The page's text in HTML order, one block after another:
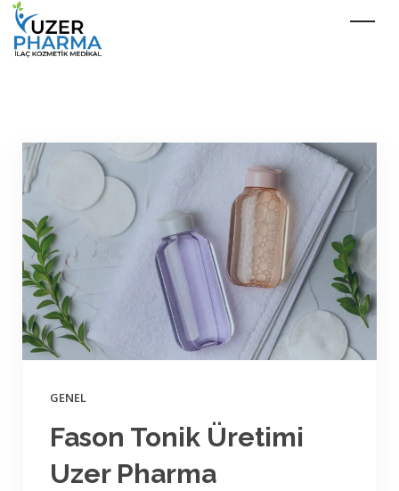
GENEL
Fason Tonik Üretimi
Uzer Pharma